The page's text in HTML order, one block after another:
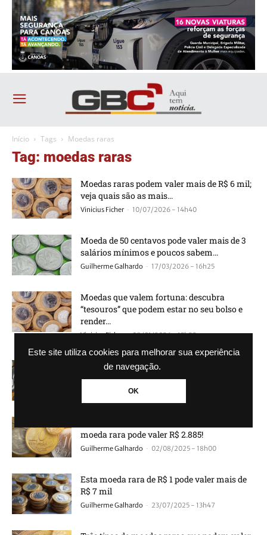
Este site utiliza cookies para melhorar sua experiência
de navegação.
OK
Início Tags Moedas raras
Tag: moedas raras
Moedas raras podem valer mais de R$ 6 mil;
veja quais são as mais...
Vinicius Ficher - 10/07/2026 - 14h40
Moeda de 50 centavos pode valer mais de 3
salários mínimos e poucos sabem...
Guilherme Galhardo - 17/03/2026 - 16h25
Moedas que valem fortuna: descubra
“tesouros” que podem estar no seu bolso e
render...
Vinicius Ficher - 09/01/2026 - 15h22
Encontre esta moeda rara e consiga até R$ 1
mil
Guilherme Galhardo
moeda rara pode valer R$ 2.885!
Guilherme Galhardo - 02/08/2025 - 18h00
Esta moeda rara de R$ 1 pode valer mais de
R$ 7 mil
Guilherme Galhardo - 23/07/2025 - 13h47